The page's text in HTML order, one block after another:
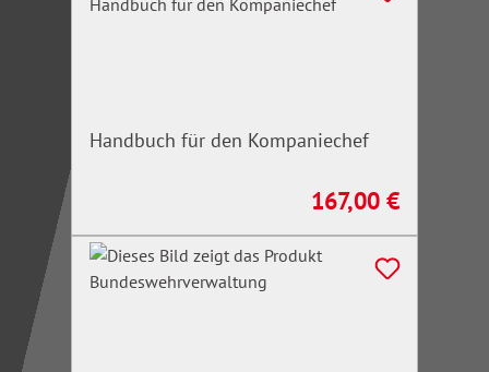
Handbuch für den Kompaniechef
Regulärer Preis:
167,00 €